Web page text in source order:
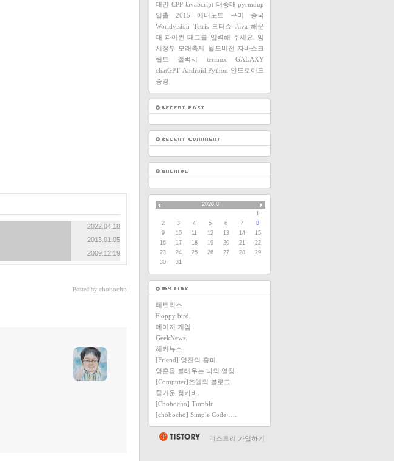
2022.04.18
2013.01.05
2009.12.19
Posted by chobocho
대만 CPP JavaScript 태종대 pyrmdup
일출
2015 에버노트 구미
중국
Worldvision Tetris 모터쇼 Java 해운
대 파이썬 태그를 입력해 주세요.
임
시정부 모래축제 월드비전 자바스크
립트
갤럭시 termux
GALAXY
chatGPT Android Python 안드로이드
중경
2026.8
1
2
3 4 5 6 7
8
9
10 11 12 13 14
15
16
17 18 19 20 21
22
23
24 25 26 27 28
29
30
31
테트리스.
Floppy bird.
데이지 게임.
GeekNews.
해커뉴스.
[Friend] 영진의 홈피.
영혼을 불태우는 나의 열정..
[Computer]조엘의 블로그.
즐거운 청카바.
[Chobocho] Tumblr.
[chobocho] Simple Code ….
티스토리 가입하기